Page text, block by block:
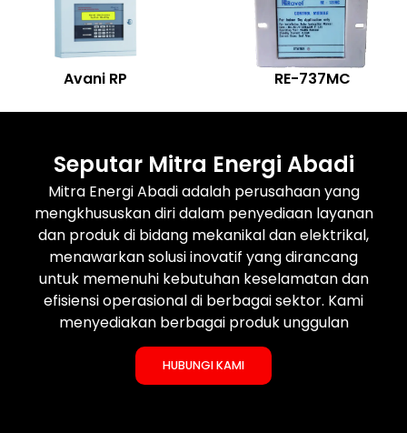
Avani RP RE-737MC
Seputar Mitra Energi Abadi
Mitra Energi Abadi adalah perusahaan yang
mengkhususkan diri dalam penyediaan layanan
dan produk di bidang mekanikal dan elektrikal,
menawarkan solusi inovatif yang dirancang
untuk memenuhi kebutuhan keselamatan dan
efisiensi operasional di berbagai sektor. Kami
menyediakan berbagai produk unggulan
HUBUNGI KAMI